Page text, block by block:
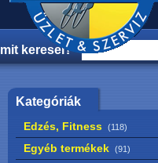
mit keresel?
Kategóriák
Edzés, Fitness (118)
Egyéb termékek (91)